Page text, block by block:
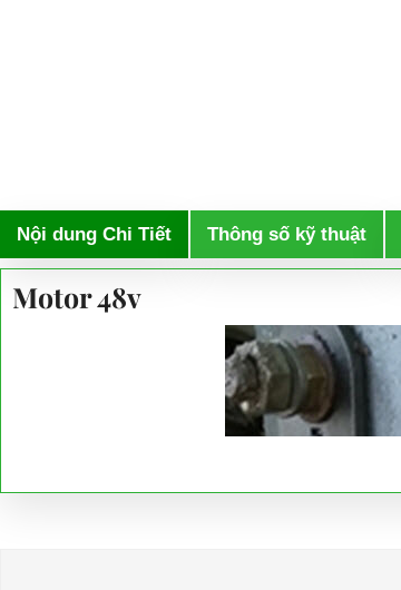
Nội dung Chi Tiết Thông số kỹ thuật
Motor 48v